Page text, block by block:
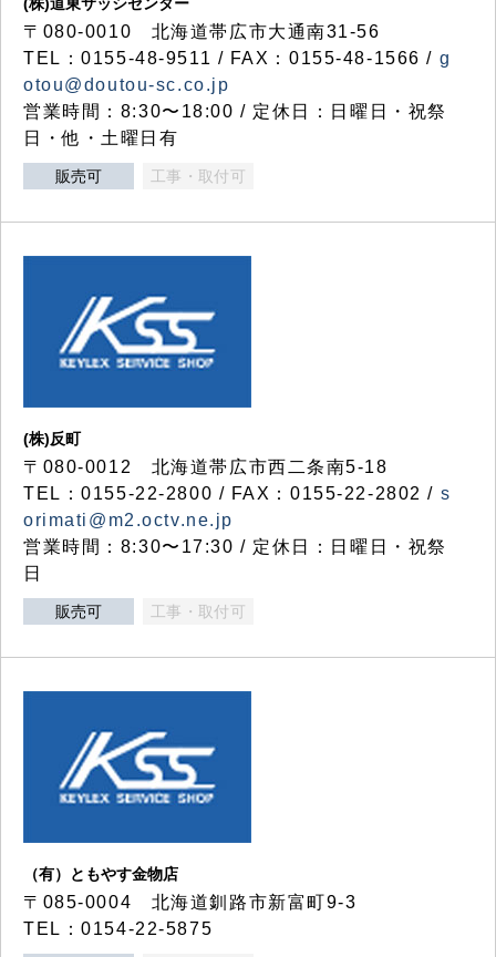
〒080-0010 北海道帯広市大通南31-56
TEL：0155-48-9511 / FAX：0155-48-1566 / g
otou@doutou-sc.co.jp
営業時間：8:30〜18:00 / 定休日：日曜日・祝祭
日・他・土曜日有
販売可 工事・取付可
(株)反町
〒080-0012 北海道帯広市西二条南5-18
TEL：0155-22-2800 / FAX：0155-22-2802 / s
orimati@m2.octv.ne.jp
営業時間：8:30〜17:30 / 定休日：日曜日・祝祭
日
販売可 工事・取付可
（有）ともやす金物店
〒085-0004 北海道釧路市新富町9-3
TEL：0154-22-5875